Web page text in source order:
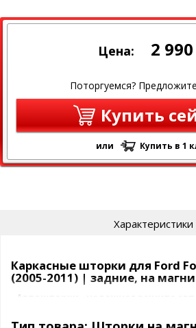
Цена: 2 990
Поторгуемся?
Купить
или Купить в 1
Характеристики
Каркасные шторки для Ford
(2005-2011) | задние, на
Автошторки - надежная защита
посторонних